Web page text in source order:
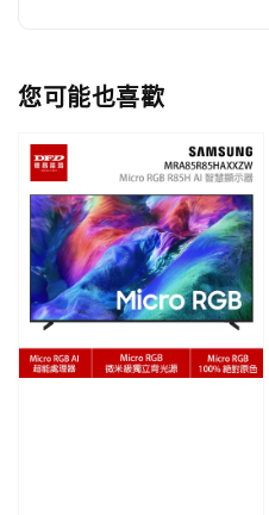
您可能也喜歡